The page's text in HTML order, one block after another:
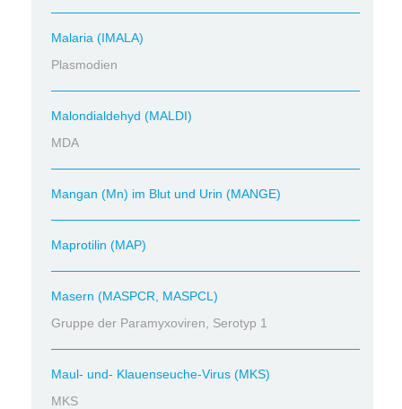
Malaria (IMALA)
Plasmodien
Malondialdehyd (MALDI)
MDA
Mangan (Mn) im Blut und Urin (MANGE)
Maprotilin (MAP)
Masern (MASPCR, MASPCL)
Gruppe der Paramyxoviren, Serotyp 1
Maul- und- Klauenseuche-Virus (MKS)
MKS